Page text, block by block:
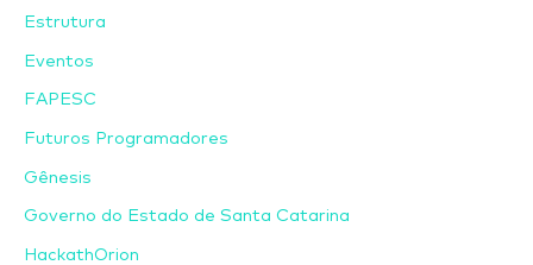
Estrutura
Eventos
FAPESC
Futuros Programadores
Gênesis
Governo do Estado de Santa Catarina
HackathOrion